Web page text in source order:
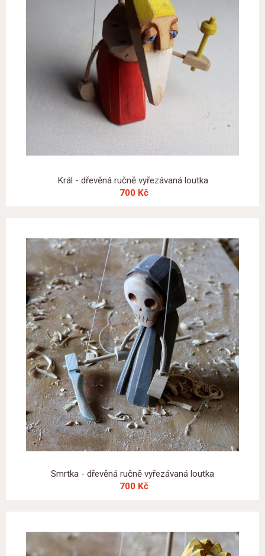
Král - dřevěná ručně vyřezávaná loutka
700 Kč
Smrtka - dřevěná ručně vyřezávaná loutka
700 Kč